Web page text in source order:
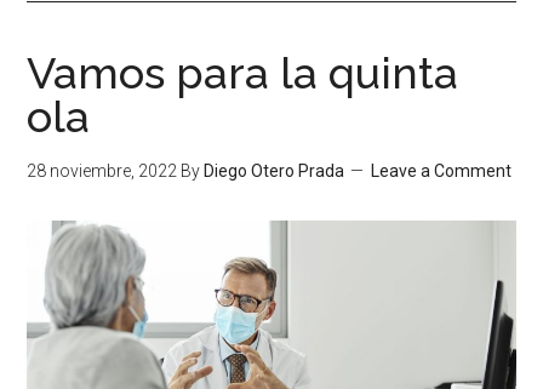
Vamos para la quinta
ola
28 noviembre, 2022 By Diego Otero Prada Leave a Comment